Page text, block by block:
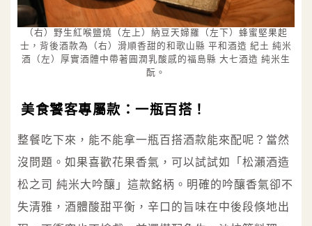
（右）野生紅喉鹽燒（左上）納豆天婦羅（左下）蜂蜜堅果起
士，背後酒款為（右）滑順香甜的和歌山縣 平和酒造 紀土 純米
酒（左）厚實酒體中帶著圓潤乳酸感的福島縣 大七酒造 純米生
酛。
美食饕客專屬款：一瓶百搭！
整餐吃下來，能不能拿一瓶百搭酒款能來配呢？當然
沒問題。如果喜歡花果香氣，可以試試如「松瀨酒造
松之司 純米大吟釀」這款銘柄。明確的吟釀香氣卻不
失清雅，酒體酸甜平衡，辛口的旨味在中後段倏地出